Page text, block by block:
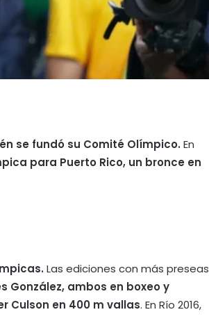
se fundó su Comité Olímpico. En
para Puerto Rico, un bronce en
Las ediciones con más preseas
González, ambos en boxeo y
Culson en 400 m vallas. En Río 2016,